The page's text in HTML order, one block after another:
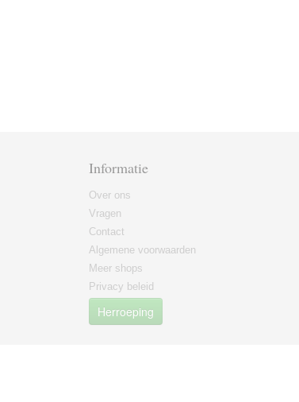
Informatie
Over ons
Vragen
Contact
Algemene voorwaarden
Meer shops
Privacy beleid
Herroeping